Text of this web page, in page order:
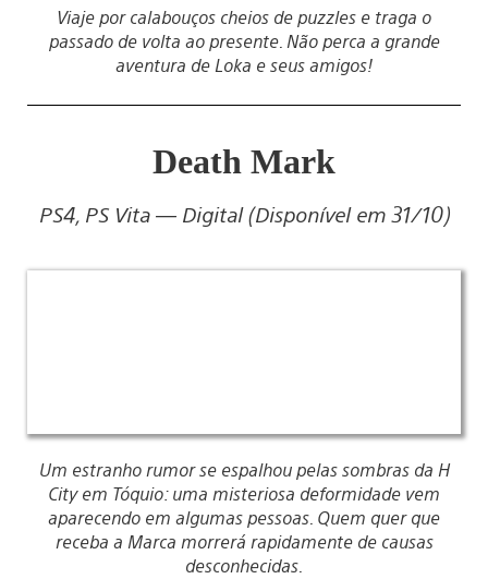
Viaje por calabouços cheios de puzzles e traga o
passado de volta ao presente. Não perca a grande
aventura de Loka e seus amigos!
Death Mark
PS4, PS Vita — Digital (Disponível em 31/10)
Um estranho rumor se espalhou pelas sombras da H
City em Tóquio: uma misteriosa deformidade vem
aparecendo em algumas pessoas. Quem quer que
receba a Marca morrerá rapidamente de causas
desconhecidas.